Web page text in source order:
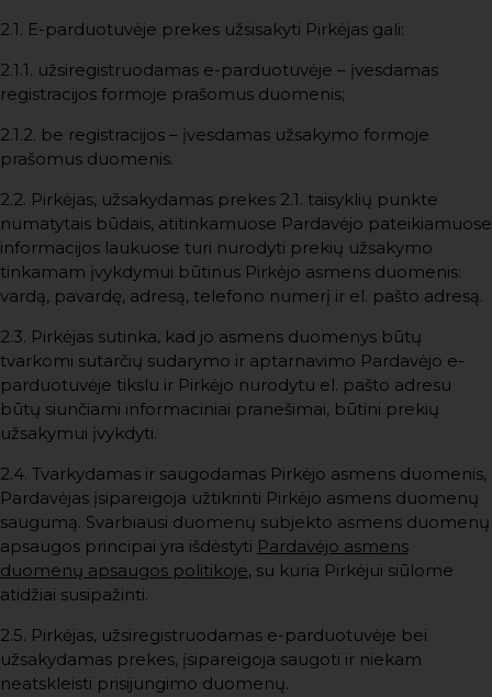
2.1. E-parduotuvėje prekes užsisakyti Pirkėjas gali:
2.1.1. užsiregistruodamas e-parduotuvėje – įvesdamas
registracijos formoje prašomus duomenis;
2.1.2. be registracijos – įvesdamas užsakymo formoje
prašomus duomenis.
2.2. Pirkėjas, užsakydamas prekes 2.1. taisyklių punkte
numatytais būdais, atitinkamuose Pardavėjo pateikiamuose
informacijos laukuose turi nurodyti prekių užsakymo
tinkamam įvykdymui būtinus Pirkėjo asmens duomenis:
vardą, pavardę, adresą, telefono numerį ir el. pašto adresą.
2.3. Pirkėjas sutinka, kad jo asmens duomenys būtų
tvarkomi sutarčių sudarymo ir aptarnavimo Pardavėjo e-
parduotuvėje tikslu ir Pirkėjo nurodytu el. pašto adresu
būtų siunčiami informaciniai pranešimai, būtini prekių
užsakymui įvykdyti.
2.4. Tvarkydamas ir saugodamas Pirkėjo asmens duomenis,
Pardavėjas įsipareigoja užtikrinti Pirkėjo asmens duomenų
saugumą. Svarbiausi duomenų subjekto asmens duomenų
apsaugos principai yra išdėstyti Pardavėjo asmens
duomenų apsaugos politikoje, su kuria Pirkėjui siūlome
atidžiai susipažinti.
2.5. Pirkėjas, užsiregistruodamas e-parduotuvėje bei
užsakydamas prekes, įsipareigoja saugoti ir niekam
neatskleisti prisijungimo duomenų.